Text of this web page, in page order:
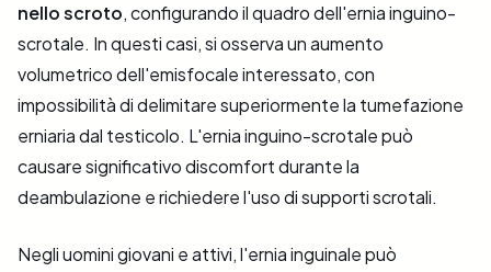
nello scroto, configurando il quadro dell'ernia inguino-
scrotale. In questi casi, si osserva un aumento
volumetrico dell'emisfocale interessato, con
impossibilità di delimitare superiormente la tumefazione
erniaria dal testicolo. L'ernia inguino-scrotale può
causare significativo discomfort durante la
deambulazione e richiedere l'uso di supporti scrotali.
Negli uomini giovani e attivi, l'ernia inguinale può